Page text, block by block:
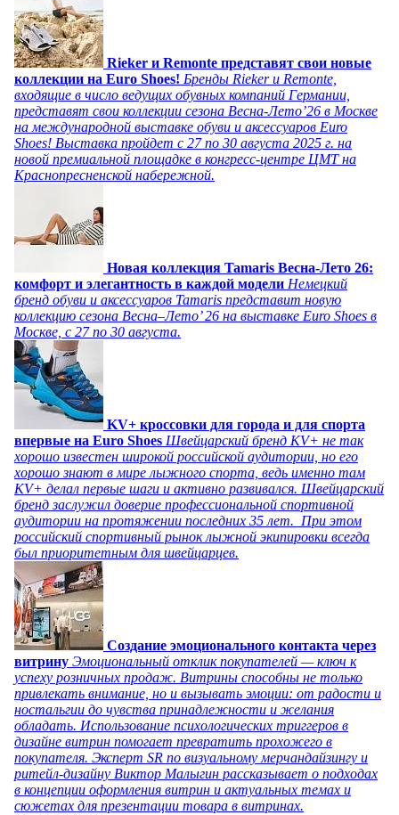
Rieker и Remonte представят свои новые
коллекции на Euro Shoes! Бренды Rieker и Remonte,
входящие в число ведущих обувных компаний Германии,
представят свои коллекции сезона Весна-Лето’26 в Москве
на международной выставке обуви и аксессуаров Euro
Shoes! Выставка пройдет c 27 по 30 августа 2025 г. на
новой премиальной площадке в конгресс-центре ЦМТ на
Краснопресненской набережной.
Новая коллекция Tamaris Весна-Лето 26:
комфорт и элегантность в каждой модели Немецкий
бренд обуви и аксессуаров Tamaris представит новую
коллекцию сезона Весна–Лето’ 26 на выставке Euro Shoes в
Москве, с 27 по 30 августа.
KV+ кроссовки для города и для спорта
впервые на Euro Shoes Швейцарский бренд KV+ не так
хорошо известен широкой российской аудитории, но его
хорошо знают в мире лыжного спорта, ведь именно там
KV+ делал первые шаги и активно развивался. Швейцарский
бренд заслужил доверие профессиональной спортивной
аудитории на протяжении последних 35 лет. При этом
российский спортивный рынок лыжной экипировки всегда
был приоритетным для швейцарцев.
Создание эмоционального контакта через
витрину Эмоциональный отклик покупателей — ключ к
успеху розничных продаж. Витрины способны не только
привлекать внимание, но и вызывать эмоции: от радости и
ностальгии до чувства принадлежности и желания
обладать. Использование психологических триггеров в
дизайне витрин помогает превратить прохожего в
покупателя. Эксперт SR по визуальному мерчандайзингу и
ритейл-дизайну Виктор Малыгин рассказывает о подходах
в концепции оформления витрин и актуальных темах и
сюжетах для презентации товара в витринах.